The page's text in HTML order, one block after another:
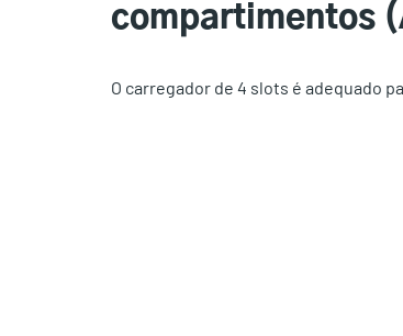
compartimentos
O carregador de 4 slots é adequado